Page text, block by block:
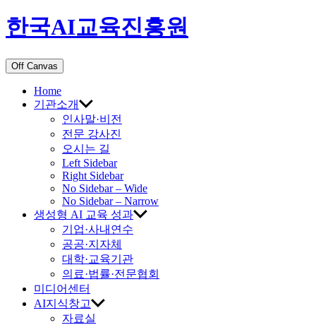
한국AI교육진흥원
Off Canvas
Home
기관소개
인사말·비전
전문 강사진
오시는 길
Left Sidebar
Right Sidebar
No Sidebar – Wide
No Sidebar – Narrow
생성형 AI 교육 성과
기업·사내연수
공공·지자체
대학·교육기관
의료·법률·전문협회
미디어센터
AI지식창고
자료실